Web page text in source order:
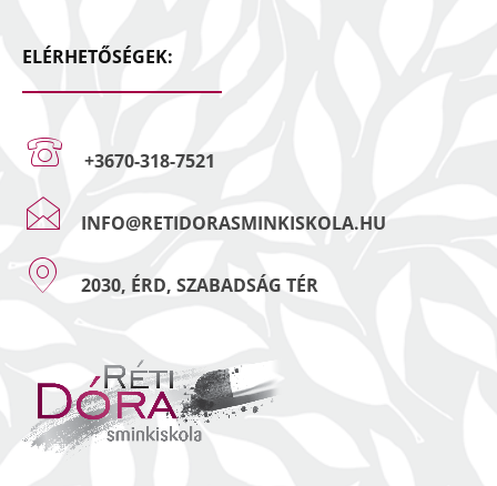
ELÉRHETŐSÉGEK:
+3670-318-7521
INFO@RETIDORASMINKISKOLA.HU
2030, ÉRD, SZABADSÁG TÉR